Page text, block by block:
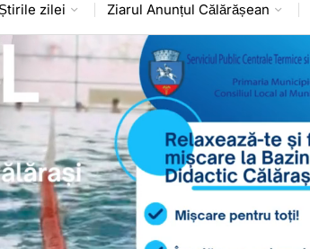
zilei Ziarul Anunțul Călărășean